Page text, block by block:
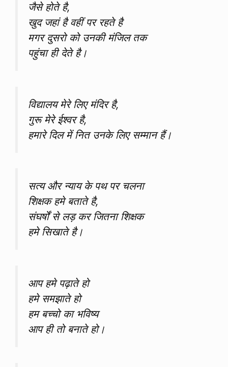
जैसे होते है,
खुद जहां है वहीं पर रहते है
मगर दुसरो को उनकी मंजिल तक
पहुंचा ही देते है।
विद्यालय मेरे लिए मंदिर है,
गुरू मेरे ईश्वर है,
हमारे दिल में नित उनके लिए सम्मान हैं।
सत्य और न्याय के पथ पर चलना
शिक्षक हमे बताते है,
संघर्षों से लड़ कर जितना शिक्षक
हमे सिखाते है।
आप हमे पढ़ाते हो
हमे समझाते हो
हम बच्चो का भविष्य
आप ही तो बनाते हो।